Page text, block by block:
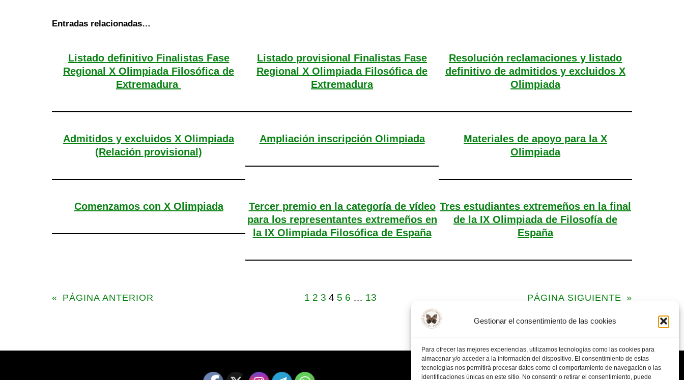
Gestionar el consentimiento de las cookies
Para ofrecer las mejores experiencias, utilizamos tecnologías como las cookies para
almacenar y/o acceder a la información del dispositivo. El consentimiento de estas
tecnologías nos permitirá procesar datos como el comportamiento de navegación o las
identificaciones únicas en este sitio. No consentir o retirar el consentimiento, puede
Entradas relacionadas…
Listado definitivo Finalistas Fase
Regional X Olimpiada Filosófica de
Extremadura
Listado provisional Finalistas Fase
Regional X Olimpiada Filosófica de
Extremadura
Resolución reclamaciones y listado
definitivo de admitidos y excluidos X
Olimpiada
Admitidos y excluidos X Olimpiada
(Relación provisional)
Ampliación inscripción Olimpiada
Materiales de apoyo para la X
Olimpiada
Comenzamos con X Olimpiada
Tercer premio en la categoría de vídeo
para los representantes extremeños en
la IX Olimpiada Filosófica de España
Tres estudiantes extremeños en la final
de la IX Olimpiada de Filosofía de
España
« PÁGINA ANTERIOR 1 2 3 4 5 6 … 13 PÁGINA SIGUIENTE »